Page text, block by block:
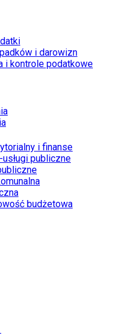
i darowizn
i kontrole podatkowe
i finanse
publiczne
budżetowa